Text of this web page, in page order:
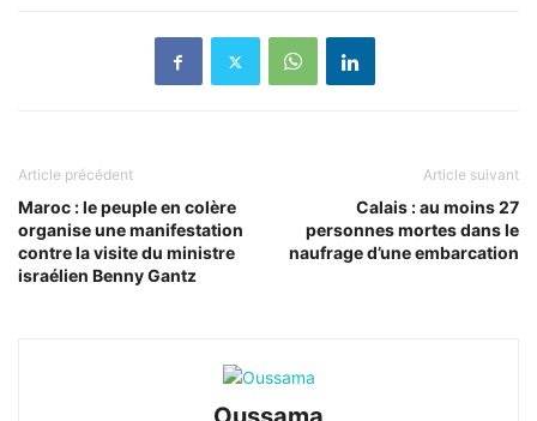
Article précédent
Maroc : le peuple en colère
organise une manifestation
contre la visite du ministre
israélien Benny Gantz
Article suivant
Calais : au moins 27
personnes mortes dans le
naufrage d’une embarcation